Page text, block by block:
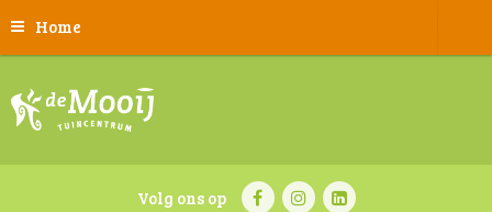
Home
Volg ons op